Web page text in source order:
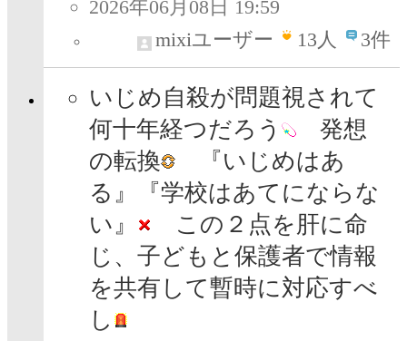
2026年06月08日 19:59
mixiユーザー
13人 3件
いじめ自殺が問題視されて
何十年経つだろう
発想
の転換
『いじめはあ
る』『学校はあてにならな
い』
この２点を肝に命
じ、子どもと保護者で情報
を共有して暫時に対応すべ
し